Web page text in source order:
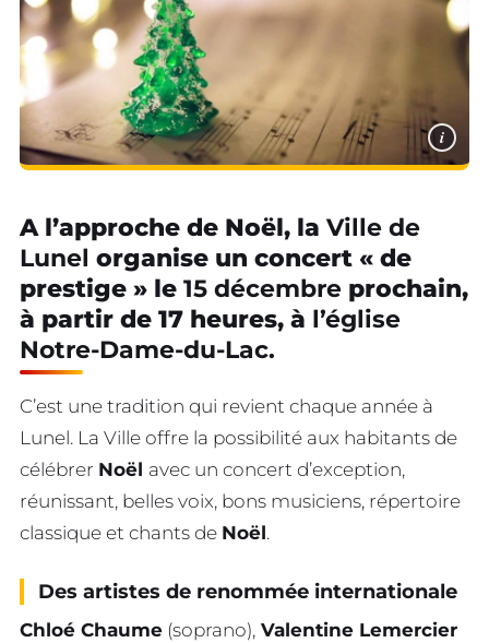
i
A l’approche de Noël, la Ville de
Lunel organise un concert « de
prestige » le 15 décembre prochain,
à partir de 17 heures, à l’église
Notre-Dame-du-Lac.
C’est une tradition qui revient chaque année à
Lunel. La Ville offre la possibilité aux habitants de
célébrer Noël avec un concert d’exception,
réunissant, belles voix, bons musiciens, répertoire
classique et chants de Noël.
Des artistes de renommée internationale
Chloé Chaume (soprano), Valentine Lemercier